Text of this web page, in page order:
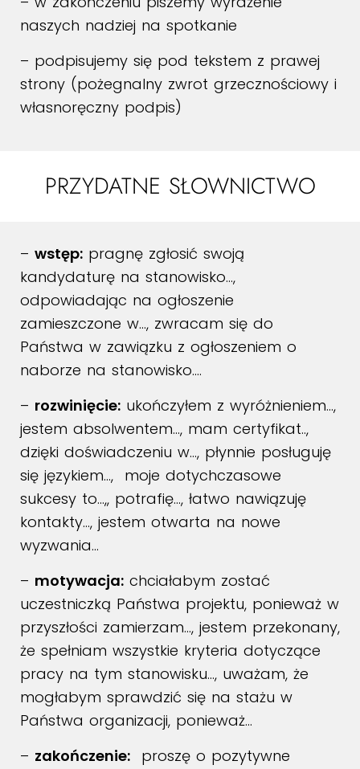
naszych nadziej na spotkanie
– podpisujemy się pod tekstem z prawej
strony (pożegnalny zwrot grzecznościowy i
własnoręczny podpis)
PRZYDATNE SŁOWNICTWO
– wstęp: pragnę zgłosić swoją
kandydaturę na stanowisko…,
odpowiadając na ogłoszenie
zamieszczone w…, zwracam się do
Państwa w zawiązku z ogłoszeniem o
naborze na stanowisko….
– rozwinięcie: ukończyłem z wyróżnieniem…,
jestem absolwentem…, mam certyfikat..,
dzięki doświadczeniu w…, płynnie posługuję
się językiem…, moje dotychczasowe
sukcesy to…,, potrafię…, łatwo nawiązuję
kontakty…, jestem otwarta na nowe
wyzwania…
– motywacja: chciałabym zostać
uczestniczką Państwa projektu, ponieważ w
przyszłości zamierzam…, jestem przekonany,
że spełniam wszystkie kryteria dotyczące
pracy na tym stanowisku…, uważam, że
mogłabym sprawdzić się na stażu w
Państwa organizacji, ponieważ…
– zakończenie: proszę o pozytywne